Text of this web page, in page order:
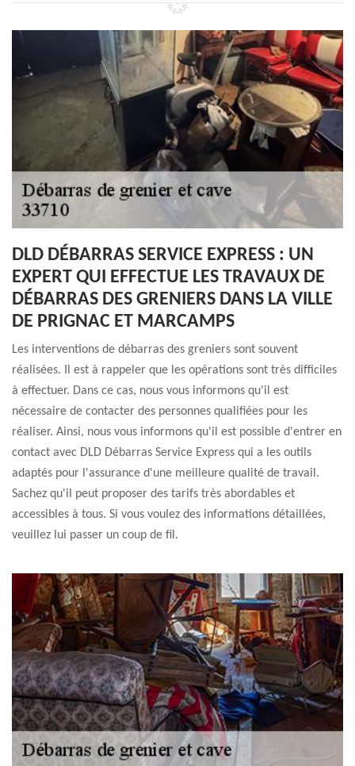
DLD DÉBARRAS SERVICE EXPRESS : UN
EXPERT QUI EFFECTUE LES TRAVAUX DE
DÉBARRAS DES GRENIERS DANS LA VILLE
DE PRIGNAC ET MARCAMPS
Les interventions de débarras des greniers sont souvent
réalisées. Il est à rappeler que les opérations sont très difficiles
à effectuer. Dans ce cas, nous vous informons qu'il est
nécessaire de contacter des personnes qualifiées pour les
réaliser. Ainsi, nous vous informons qu'il est possible d'entrer en
contact avec DLD Débarras Service Express qui a les outils
adaptés pour l'assurance d'une meilleure qualité de travail.
Sachez qu'il peut proposer des tarifs très abordables et
accessibles à tous. Si vous voulez des informations détaillées,
veuillez lui passer un coup de fil.